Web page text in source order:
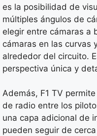
es la posibilidad de
múltiples ángulos de
elegir entre cámaras a
cámaras en las curvas
alrededor del circuito.
perspectiva única y
Además, F1 TV
de radio entre los
una capa adicional de
pueden seguir de